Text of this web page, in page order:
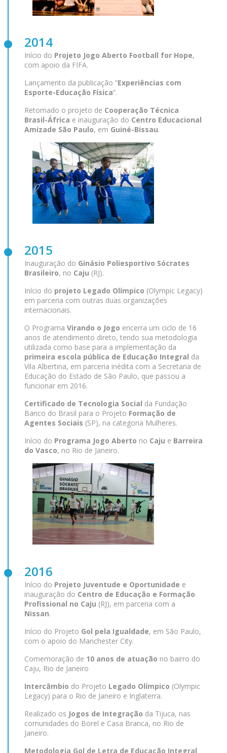
2014
Início do Projeto Jogo Aberto Football for Hope,
com apoio da FIFA.
Lançamento da publicação “Experiências com
Esporte-Educação Física“.
Retomado o projeto de Cooperação Técnica
Brasil-África e inauguração do Centro Educacional
Amizade São Paulo, em Guiné-Bissau.
2015
Inauguração do Ginásio Poliesportivo Sócrates
Brasileiro, no Caju (RJ).
Início do projeto Legado Olímpico (Olympic Legacy)
em parceria com outras duas organizações
internacionais.
O Programa Virando o Jogo encerra um ciclo de 16
anos de atendimento direto, tendo sua metodologia
utilizada como base para a implementação da
primeira escola pública de Educação Integral da
Vila Albertina, em parceria inédita com a Secretaria de
Educação do Estado de São Paulo, que passou a
funcionar em 2016.
Certificado de Tecnologia Social da Fundação
Banco do Brasil para o Projeto Formação de
Agentes Sociais (SP), na categoria Mulheres.
Início do Programa Jogo Aberto no Caju e Barreira
do Vasco, no Rio de Janeiro.
2016
Início do Projeto Juventude e Oportunidade e
inauguração do Centro de Educação e Formação
Profissional no Caju (RJ), em parceria com a
Nissan.
Início do Projeto Gol pela Igualdade, em São Paulo,
com o apoio do Manchester City.
Comemoração de 10 anos de atuação no bairro do
Caju, Rio de Janeiro
Intercâmbio do Projeto Legado Olímpico (Olympic
Legacy) para o Rio de Janeiro e Inglaterra.
Realizado os Jogos de Integração da Tijuca, nas
comunidades do Borel e Casa Branca, no Rio de
Janeiro.
Metodologia Gol de Letra de Educação Integral